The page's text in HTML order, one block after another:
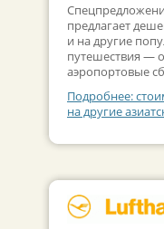
предлагает
и на другие
путешествия —
аэропортовые
Подробнее:
на другие